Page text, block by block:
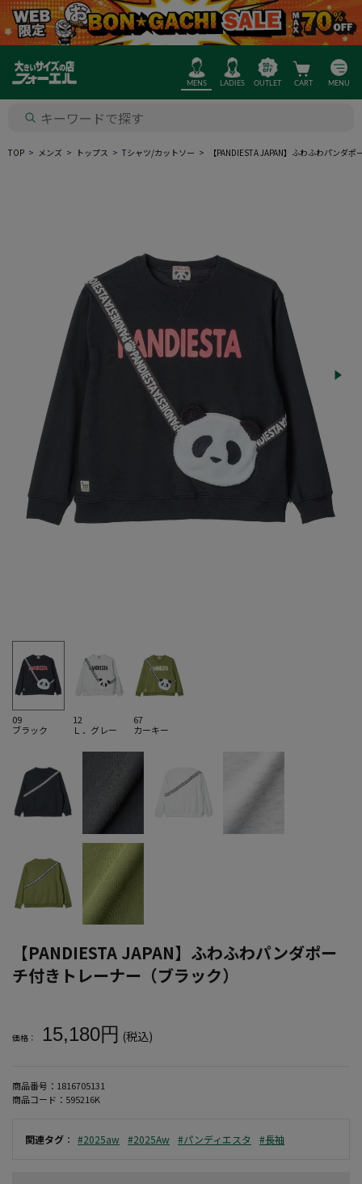
MENS LADIES OUTLET CART MENU
TOP メンズ トップス Tシャツ/カットソー 【PANDIESTA JAPAN】ふわふわパンダ
09
ブラック
12
Ｌ．グレー
67
カーキー
【PANDIESTA JAPAN】ふわふわパンダポー
チ付きトレーナー（ブラック）
価格： 15,180円 (税込)
商品番号： 1816705131
商品コード： 595216K
関連タグ ： #2025aw #2025Aw #パンディエスタ #長袖